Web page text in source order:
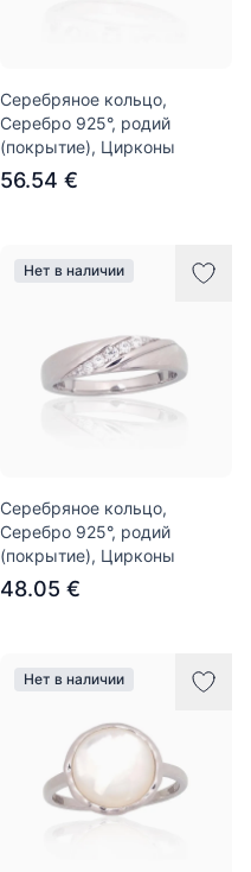
Серебряное кольцо,
Серебро 925°, родий
(покрытие), Цирконы
56.54 €
Нет в наличии
Серебряное кольцо,
Серебро 925°, родий
(покрытие), Цирконы
48.05 €
Нет в наличии